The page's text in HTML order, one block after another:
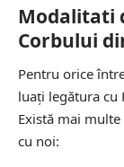
Modalitati
Corbului
Pentru orice
luați legătura cu
Există mai
cu noi: